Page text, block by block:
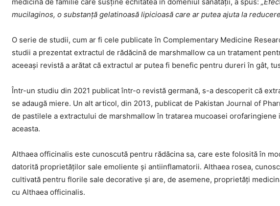
mucilaginos, o substanță gelatinoasă lipicioasă care ar putea ajuta la
O serie de studii, cum ar fi cele publicate în Complementary Medicine
studii a prezentat extractul de rădăcină de marshmallow ca un tratament
aceeași revistă a arătat că extractul ar putea fi benefic pentru dureri în gât,
Într-un studiu din 2021 publicat într-o revistă germană, s-a descoperit că
se adaugă miere. Un alt articol, din 2013, publicat de Pakistan Journal of
de pastilele a extractului de marshmallow în tratarea mucoasei
aceasta.
Althaea officinalis este cunoscută pentru rădăcina sa, care este folosită în
datorită proprietăților sale emoliente și antiinflamatorii. Althaea rosea,
cultivată pentru florile sale decorative și are, de asemene, proprietăți
cu Althaea officinalis.